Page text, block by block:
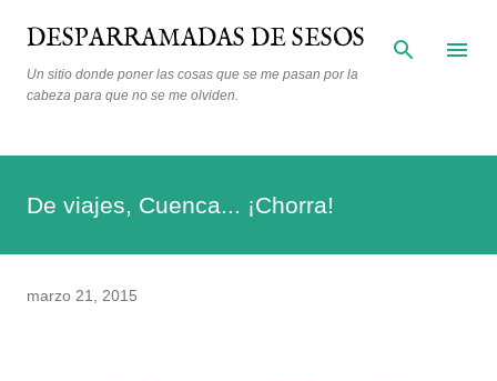
Ir al contenido principal
DESPARRAMADAS DE SESOS
Un sitio donde poner las cosas que se me pasan por la
cabeza para que no se me olviden.
De viajes, Cuenca... ¡Chorra!
marzo 21, 2015